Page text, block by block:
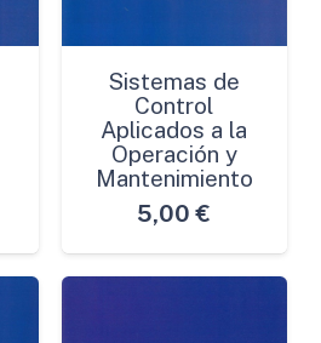
Sistemas de
Control
Aplicados a la
Operación y
Mantenimiento
5,00 €